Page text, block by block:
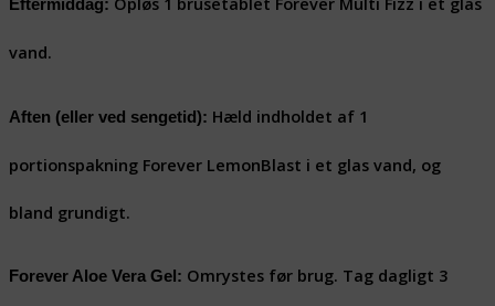
Eftermiddag:
vand.
Aften (eller ved sengetid): Hæld indholdet af 1
portionspakning Forever LemonBlast i et glas vand, og
bland grundigt.
Forever Aloe Vera Gel: Omrystes før brug. Tag dagligt 3